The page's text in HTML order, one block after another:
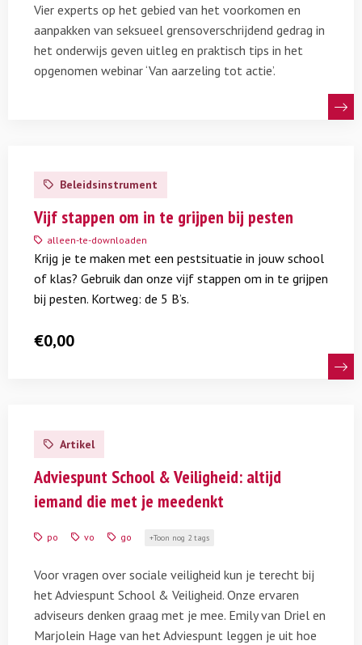
Vier experts op het gebied van het voorkomen en
aanpakken van seksueel grensoverschrijdend gedrag in
het onderwijs geven uitleg en praktisch tips in het
opgenomen webinar ‘Van aarzeling tot actie’.
meer
stappen
pesten
Beleidsinstrument
Vijf stappen om in te grijpen bij pesten
alleen-te-downloaden
Krijg je te maken met een pestsituatie in jouw school
of klas? Gebruik dan onze vijf stappen om in te grijpen
bij pesten. Kortweg: de 5 B’s.
€0,00
meer
Adviespunt
School
Veiligheid
Artikel
Adviespunt School & Veiligheid: altijd
iemand die met je meedenkt
po vo go Toon nog 2 tags
Voor vragen over sociale veiligheid kun je terecht bij
het Adviespunt School & Veiligheid. Onze ervaren
adviseurs denken graag met je mee. Emily van Driel en
Marjolein Hage van het Adviespunt leggen je uit hoe